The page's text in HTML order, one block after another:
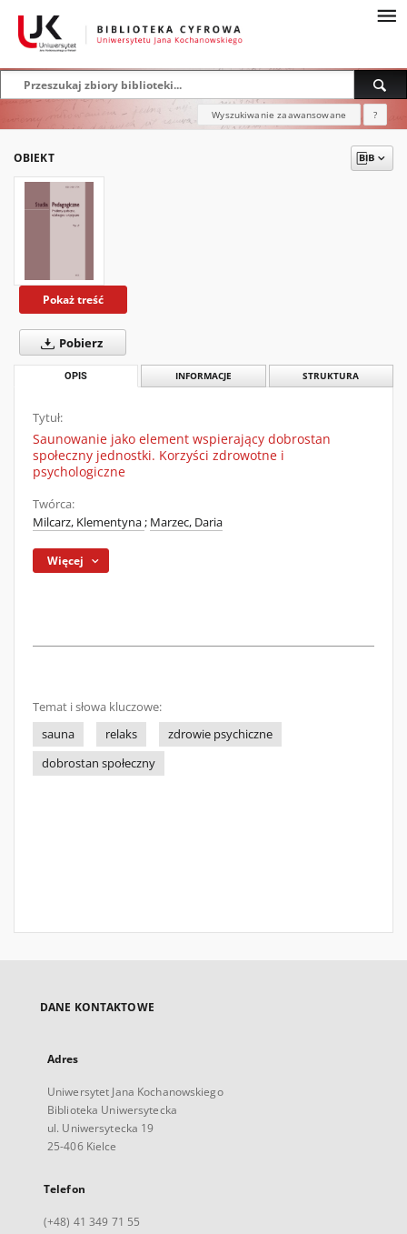
Wyszukiwanie zaawansowane ?
OBIEKT
Pokaż treść
Pobierz
OPIS INFORMACJE STRUKTURA
Tytuł:
Saunowanie jako element wspierający dobrostan
społeczny jednostki. Korzyści zdrowotne i
psychologiczne
Twórca:
Milcarz, Klementyna; Marzec, Daria
Więcej
Temat i słowa kluczowe:
sauna
relaks
zdrowie psychiczne
dobrostan społeczny
DANE KONTAKTOWE
Adres
Uniwersytet Jana Kochanowskiego
Biblioteka Uniwersytecka
ul. Uniwersytecka 19
25-406 Kielce
Telefon
(+48) 41 349 71 55